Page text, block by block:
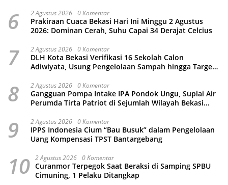
6 2 Agustus 2026 0 Komentar
Prakiraan Cuaca Bekasi Hari Ini Minggu 2 Agustus
2026: Dominan Cerah, Suhu Capai 34 Derajat Celcius
7 2 Agustus 2026 0 Komentar
DLH Kota Bekasi Verifikasi 16 Sekolah Calon
Adiwiyata, Usung Pengelolaan Sampah hingga Target
8 2 Agustus 2026 0 Komentar
Gangguan Pompa Intake IPA Pondok Ungu, Suplai Air
Perumda Tirta Patriot di Sejumlah Wilayah Bekasi
9 2 Agustus 2026 0 Komentar
IPPS Indonesia Cium “Bau Busuk” dalam Pengelolaan
Uang Kompensasi TPST Bantargebang
10 2 Agustus 2026 0 Komentar
Curanmor Terpegok Saat Beraksi di Samping SPBU
Cimuning, 1 Pelaku Ditangkap